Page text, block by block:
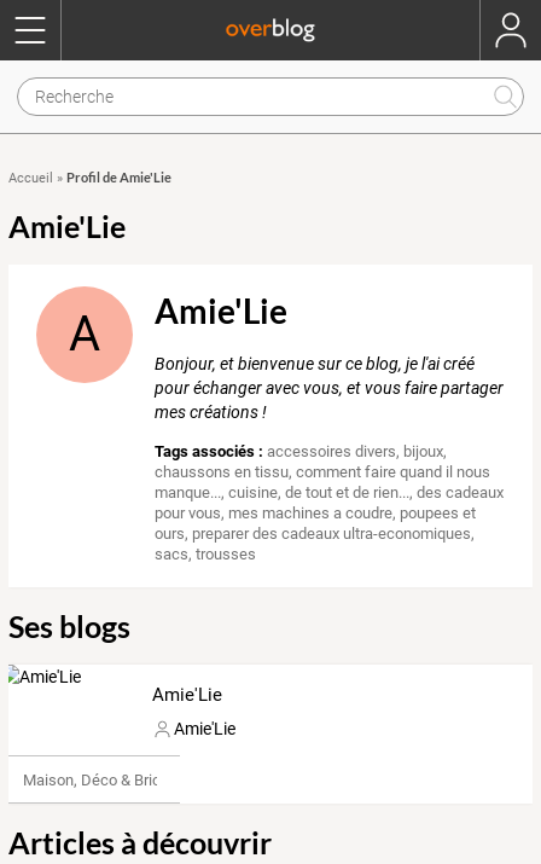
Accueil » Profil de Amie'Lie
Amie'Lie
A Amie'Lie
Bonjour, et bienvenue sur ce blog, je l'ai créé
pour échanger avec vous, et vous faire partager
mes créations !
Tags associés : accessoires divers, bijoux,
chaussons en tissu,comment faire quand il nous
manque...,cuisine,de tout et de rien...,des cadeaux
pour vous, mes machines a coudre, poupees et
ours, preparer des cadeaux ultra-economiques,
sacs,trousses
Ses blogs
Amie'Lie
Amie'Lie
Maison, Déco & Bricolage
Articles à découvrir